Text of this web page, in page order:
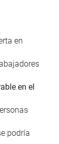
en
en el
podría